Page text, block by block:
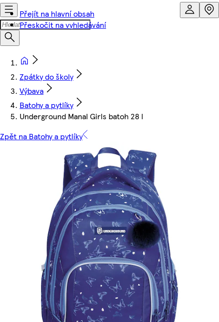
Přejít na hlavní obsah
Přeskočit na vyhledávání
Zpátky do školy
Výbava
Batohy a pytlíky
Underground Manal Girls batoh 28 l
Zpět na Batohy a pytlíky